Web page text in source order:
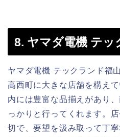
8. ヤマダ電機 テッ
ヤマダ電機 テックランド福
高西町に大きな店舗を構え
内には豊富な品揃えがあり
っかりと行ってくれます。
切で、要望を汲み取って丁